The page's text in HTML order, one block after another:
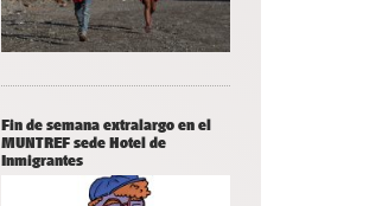
Fin de semana extralargo en el
MUNTREF sede Hotel de
Inmigrantes